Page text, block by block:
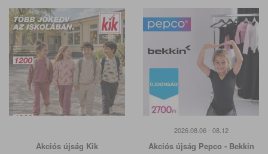
Akciós újság Kik
2026.08.06 - 08.12
Akciós újság Pepco - Bekkin